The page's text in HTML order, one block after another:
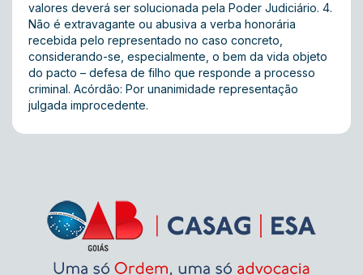
valores deverá ser solucionada pela Poder Judiciário. 4.
Não é extravagante ou abusiva a verba honorária
recebida pelo representado no caso concreto,
considerando-se, especialmente, o bem da vida objeto
do pacto – defesa de filho que responde a processo
criminal. Acórdão: Por unanimidade representação
julgada improcedente.